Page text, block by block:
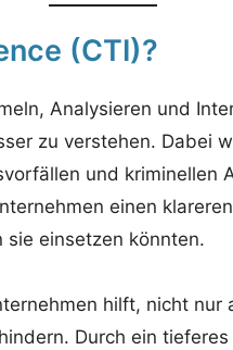
(CTI)?
Analysieren und
zu verstehen. Dabei
und kriminellen
einen
einsetzen könnten.
hilft, nicht
Durch ein